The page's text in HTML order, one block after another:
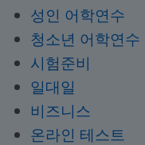
성인 어학연수
청소년 어학연수
시험준비
일대일
비즈니스
온라인 테스트